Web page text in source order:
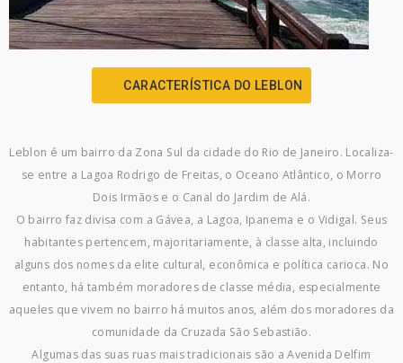
CARACTERÍSTICA DO LEBLON
Leblon é um bairro da Zona Sul da cidade do Rio de Janeiro. Localiza-
se entre a Lagoa Rodrigo de Freitas, o Oceano Atlântico, o Morro
Dois Irmãos e o Canal do Jardim de Alá.
O bairro faz divisa com a Gávea, a Lagoa, Ipanema e o Vidigal. Seus
habitantes pertencem, majoritariamente, à classe alta, incluindo
alguns dos nomes da elite cultural, econômica e política carioca. No
entanto, há também moradores de classe média, especialmente
aqueles que vivem no bairro há muitos anos, além dos moradores da
comunidade da Cruzada São Sebastião.
Algumas das suas ruas mais tradicionais são a Avenida Delfim